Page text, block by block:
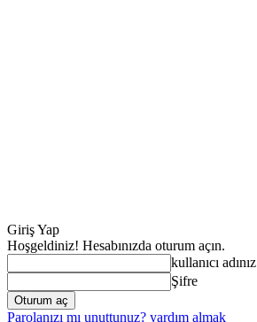
Giriş Yap
Hoşgeldiniz! Hesabınızda oturum açın.
kullanıcı adınız
Şifre
Parolanızı mı unuttunuz? yardım almak